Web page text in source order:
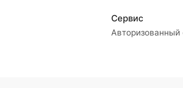
Сервис
Авторизованный